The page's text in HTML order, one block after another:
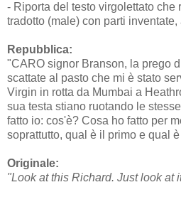
- Riporta del testo virgolettato che
tradotto (male) con parti inventate,
Repubblica:
"CARO signor Branson, la prego
scattate al pasto che mi è stato
Virgin in rotta da Mumbai a
sua testa stiano ruotando le
fatto io: cos'è? Cosa ho fatto per
soprattutto, qual è il primo e qual
Originale:
"Look at this Richard. Just look at